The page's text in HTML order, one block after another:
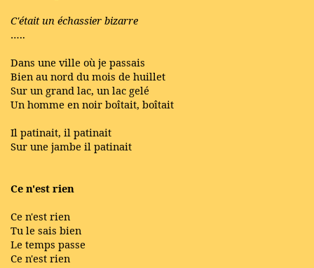
C'était un échassier bizarre
…..
Dans une ville où je passais
Bien au nord du mois de huillet
Sur un grand lac, un lac gelé
Un homme en noir boîtait, boîtait
Il patinait, il patinait
Sur une jambe il patinait
Ce n'est rien
Ce n'est rien
Tu le sais bien
Le temps passe
Ce n'est rien